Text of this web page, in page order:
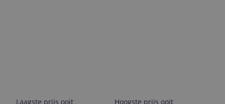
Laagste prijs ooit
Hoogste prijs ooit